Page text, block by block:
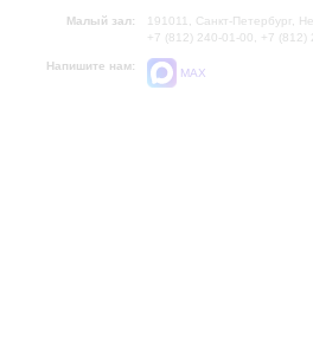
Малый зал:
191011, Санкт-Петербург,
+7 (812) 240-01-00, +7 (812)
Напишите нам:
MAX